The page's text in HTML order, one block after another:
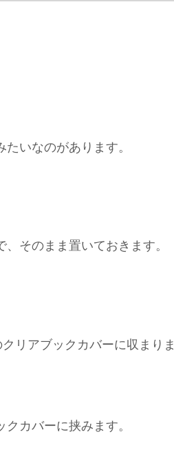
いなのがあります。
そのまま置いておきます。
リアブックカバーに収まりま
カバーに挟みます。